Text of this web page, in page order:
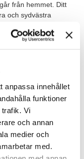
anpassa innehållet
funktioner
Vi
och annan
medier och
med.
från hemmet. Ditt
och sydvästra
Falkenberg eller
och har även
den internationella
är en
med lång
kök.